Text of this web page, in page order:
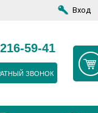
Вход
59-41
ЗВОНОК